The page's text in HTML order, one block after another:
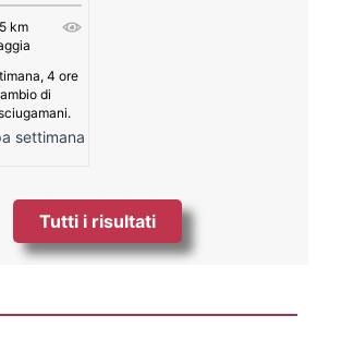
km
4 ore
di
settimana
Tutti i risultati